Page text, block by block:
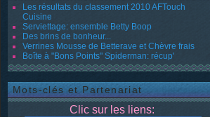
Les résultats du classement 2010 AFTouch
Cuisine
Serviettage: ensemble Betty Boop
Des brins de bonheur...
Verrines Mousse de Betterave et Chèvre frais
Boîte à "Bons Points" Spiderman: récup'
Mots-clés et Partenariat
Clic sur les liens: